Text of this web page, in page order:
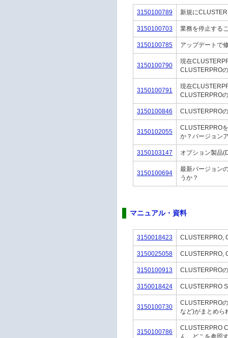
3150100789 新規に
3150100703 業務を停止する
3150100785 アップデートで
3150100790
現在
CLUSTERPRO
3150100791
現在
CLUSTERPRO
3150100846 CLUSTERPRO
3150102055
CLUSTERPRO
か？バージョン
3150103147 オプション製品
3150100694
最新バージョン
うか？
マニュアル・資料
3150018423 CLUSTERPRO,
3150025058 CLUSTERPRO,
3150100913 CLUSTERPRO
3150018424 CLUSTERPRO
3150100730
CLUSTERPRO
など)がまとめら
3150100786
CLUSTERPRO
ん。どこを参照